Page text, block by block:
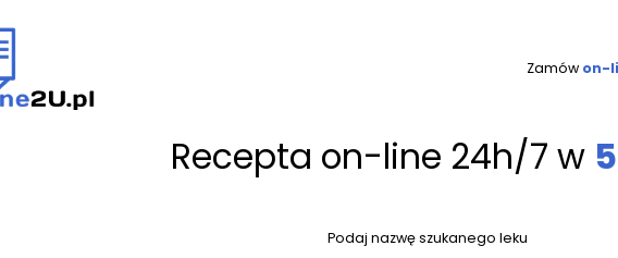
Zamów on-
Recepta on-line 24h/7 w
Podaj nazwę szukanego leku